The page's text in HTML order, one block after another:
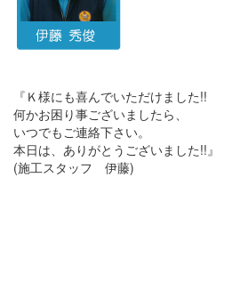
『Ｋ様にも喜んでいただけました!!
何かお困り事ございましたら、
いつでもご連絡下さい。
本日は、ありがとうございました!!』
(施工スタッフ 伊藤)